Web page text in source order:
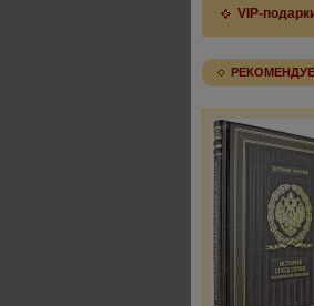
VIP-